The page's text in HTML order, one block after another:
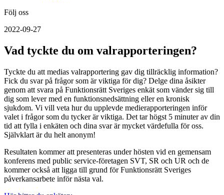
Följ oss
2022-09-27
Vad tyckte du om valrapporteringen?
Tyckte du att medias valrapportering gav dig tillräcklig information?
Fick du svar på frågor som är viktiga för dig? Delge dina åsikter
genom att svara på Funktionsrätt Sveriges enkät som vänder sig till
dig som lever med en funktionsnedsättning eller en kronisk
sjukdom. Vi vill veta hur du upplevde medierapporteringen inför
valet i frågor som du tycker är viktiga. Det tar högst 5 minuter av din
tid att fylla i enkäten och dina svar är mycket värdefulla för oss.
Självklart är du helt anonym!
Resultaten kommer att presenteras under hösten vid en gemensam
konferens med public service-företagen SVT, SR och UR och de
kommer också att ligga till grund för Funktionsrätt Sveriges
påverkansarbete inför nästa val.